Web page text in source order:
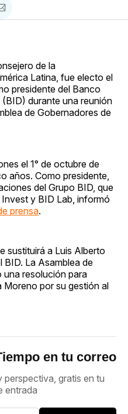
Compartir
via
de la
Latina, fue electo el
presidente del Banco
durante una reunión
de Gobernadores de
el 1° de octubre de
años. Como presidente,
del Grupo BID, que
y BID Lab, informó
prensa.
sustituirá a Luis Alberto
BID. La Asamblea de
una resolución para
Moreno por su gestión al
en tu correo
perspectiva, gratis en tu
entrada